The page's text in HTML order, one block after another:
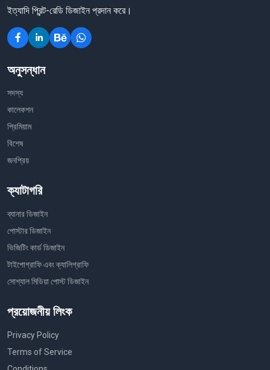
ইত্যাদি প্রিন্ট-রেডি ডিজাইন প্রদান করে।
অনুসন্ধান
সদস্য
কালেকশন
প্রিমিয়াম
বিশেষ
জনপ্রিয়
ক্যাটাগরি
ব্যানার ডিজাইন
পোস্টার ডিজাইন
ভিজিটিং কার্ড ডিজাইন
টাইপোগ্রাফি এবং ক্যালিগ্রাফি
সোশ্যাল মিডিয়া পোস্ট ডিজাইন
প্রয়োজনীয় লিংক
Privacy Policy
Terms of Service